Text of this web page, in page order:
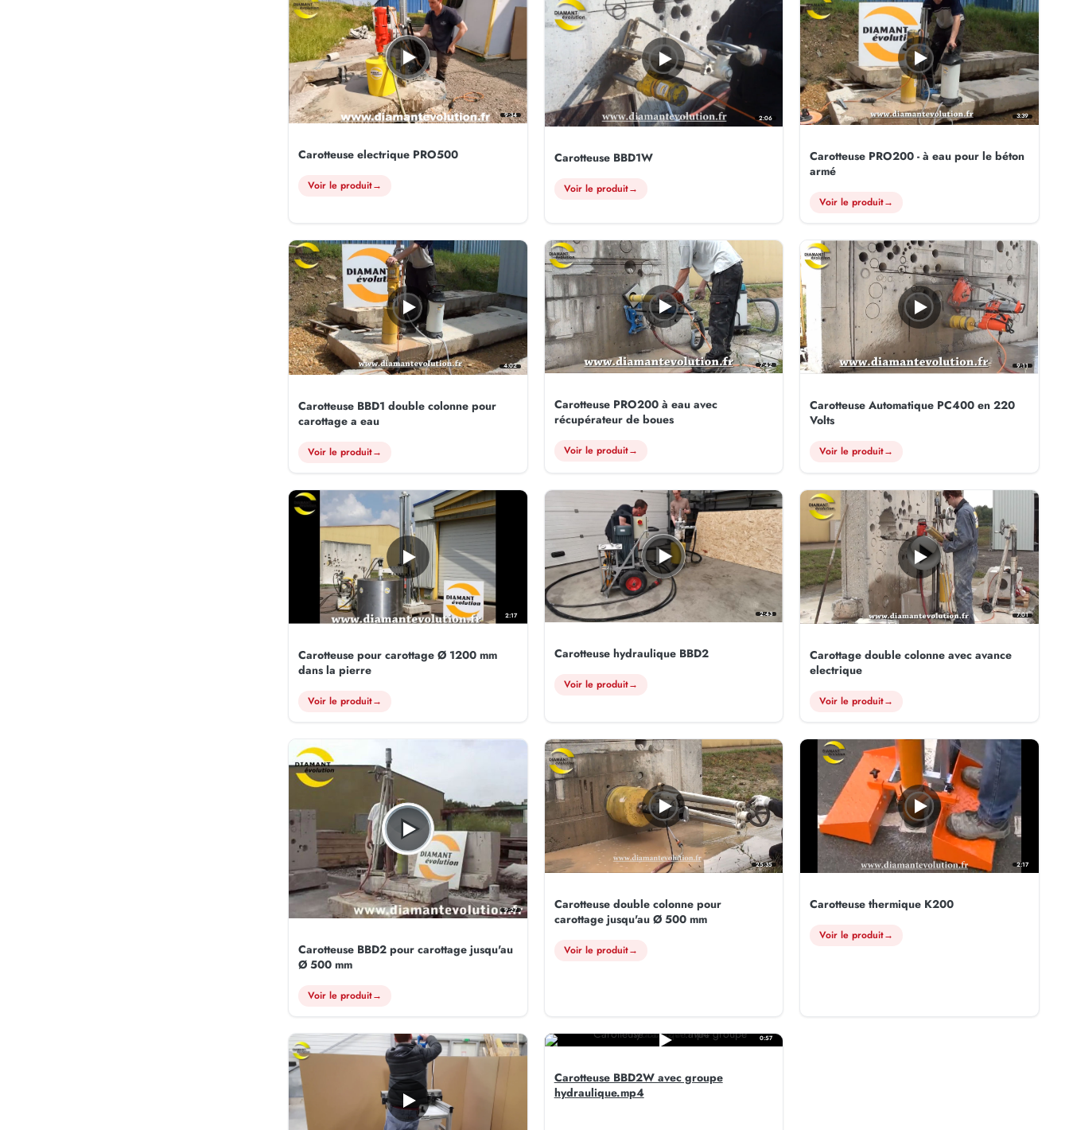
9:34
Carotteuse electrique PRO500
Voir le produit→
2:06
Carotteuse BBD1W
Voir le produit→
3:39
Carotteuse PRO200 - à eau pour le béton
armé
Voir le produit→
4:02
Carotteuse BBD1 double colonne pour
carottage a eau
Voir le produit→
7:42
Carotteuse PRO200 à eau avec
récupérateur de boues
Voir le produit→
9:11
Carotteuse Automatique PC400 en 220
Volts
Voir le produit→
2:17
Carotteuse pour carottage Ø 1200 mm
dans la pierre
Voir le produit→
2:43
Carotteuse hydraulique BBD2
Voir le produit→
7:01
Carottage double colonne avec avance
electrique
Voir le produit→
9:27
Carotteuse BBD2 pour carottage jusqu'au
Ø 500 mm
Voir le produit→
25:35
Carotteuse double colonne pour
carottage jusqu'au Ø 500 mm
Voir le produit→
2:17
Carotteuse thermique K200
Voir le produit→
0:57
Carotteuse BBD2W avec groupe
hydraulique.mp4